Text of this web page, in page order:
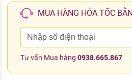
MUA HÀNG HỎA TỐC
Tư vấn Mua hàng0938.665.867